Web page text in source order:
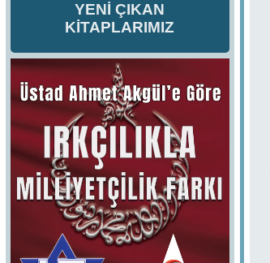
YENİ ÇIKAN
KİTAPLARIMIZ